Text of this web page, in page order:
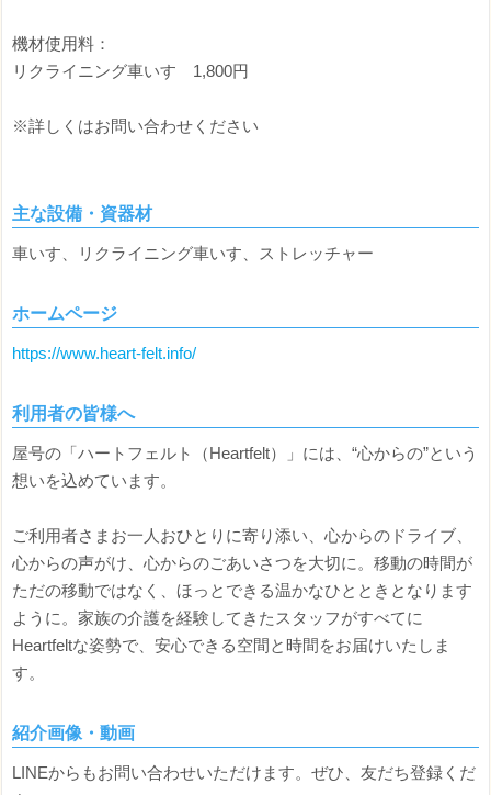
機材使用料：
リクライニング車いす 1,800円
※詳しくはお問い合わせください
主な設備・資器材
車いす、リクライニング車いす、ストレッチャー
ホームページ
https://www.heart-felt.info/
利用者の皆様へ
屋号の「ハートフェルト（Heartfelt）」には、“心からの”という
想いを込めています。
ご利用者さまお一人おひとりに寄り添い、心からのドライブ、
心からの声がけ、心からのごあいさつを大切に。移動の時間が
ただの移動ではなく、ほっとできる温かなひとときとなります
ように。家族の介護を経験してきたスタッフがすべてに
Heartfeltな姿勢で、安心できる空間と時間をお届けいたしま
す。
紹介画像・動画
LINEからもお問い合わせいただけます。ぜひ、友だち登録くだ